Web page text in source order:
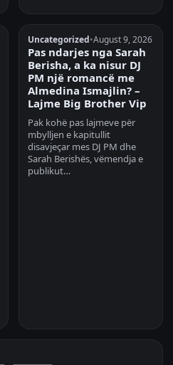
Uncategorized•August 9, 2026
Pas ndarjes nga Sarah
Berisha, a ka nisur DJ
PM një romancë me
Almedina Ismajlin? –
Lajme Big Brother Vip
Pak kohë pas lajmeve për
mbylljen e kapitullit
disavjeçar mes DJ PM dhe
Sarah Berishës, vëmendja e
publikut…